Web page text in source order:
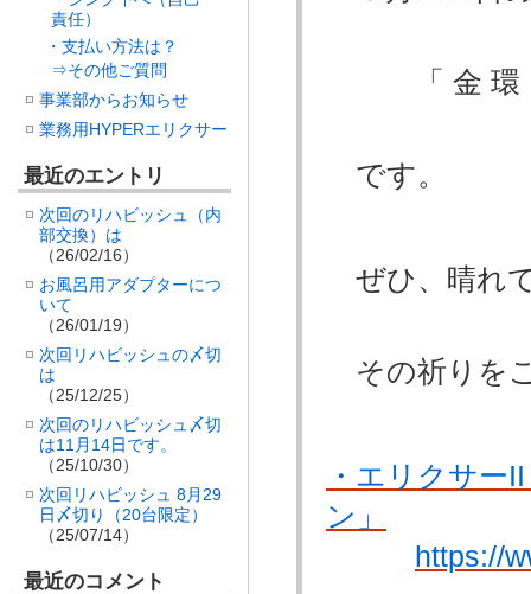
「 金 環
です。
ぜひ、晴れ
その祈りを
・エリクサー
ン」
https://
責任）
・支払い方法は？
⇒その他ご質問
事業部からお知らせ
業務用HYPERエリクサー
最近のエントリ
次回のリハビッシュ（内
部交換）は
（26/02/16）
お風呂用アダプターにつ
いて
（26/01/19）
次回リハビッシュの〆切
は
（25/12/25）
次回のリハビッシュ〆切
は11月14日です。
（25/10/30）
次回リハビッシュ 8月29
日〆切り（20台限定）
（25/07/14）
最近のコメント